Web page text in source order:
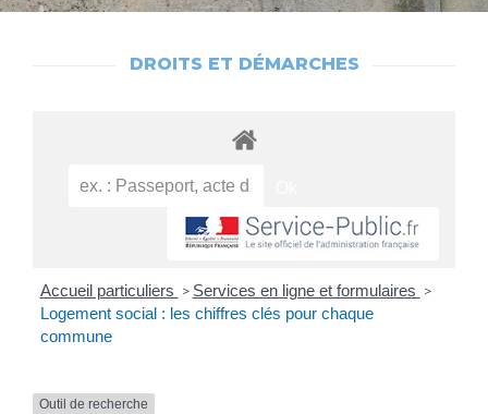
DROITS ET DÉMARCHES
Accueil particuliers > Services en ligne et formulaires >
Logement social : les chiffres clés pour chaque
commune
Outil de recherche